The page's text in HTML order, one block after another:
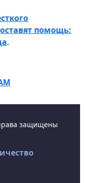
помощь:
.
защищены